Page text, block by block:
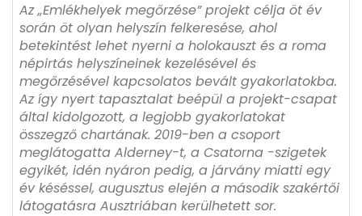
Az „Emlékhelyek megőrzése” projekt célja öt év
során öt olyan helyszín felkeresése, ahol
betekintést lehet nyerni a holokauszt és a roma
népirtás helyszíneinek kezelésével és
megőrzésével kapcsolatos bevált gyakorlatokba.
Az így nyert tapasztalat beépül a projekt-csapat
által kidolgozott, a legjobb gyakorlatokat
összegző chartának. 2019-ben a csoport
meglátogatta Alderney-t, a Csatorna -szigetek
egyikét, idén nyáron pedig, a járvány miatti egy
év késéssel, augusztus elején a második szakértői
látogatásra Ausztriában kerülhetett sor.